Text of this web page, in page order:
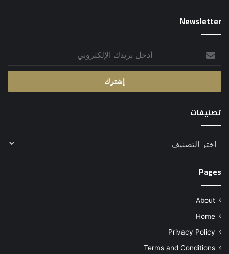
Newsletter
أدخل
بريدك
الإلكتروني
تصنيفات
تصنيفات
Pages
About
Home
Privacy Policy
Terms and Conditions